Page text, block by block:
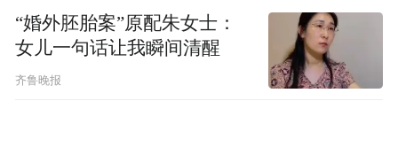
“婚外胚胎案”原配朱女士：
女儿一句话让我瞬间清醒
齐鲁晚报